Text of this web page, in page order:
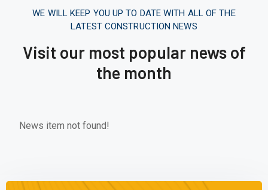
WE WILL KEEP YOU UP TO DATE WITH ALL OF THE
LATEST CONSTRUCTION NEWS
Visit our most popular news of
the month
News item not found!